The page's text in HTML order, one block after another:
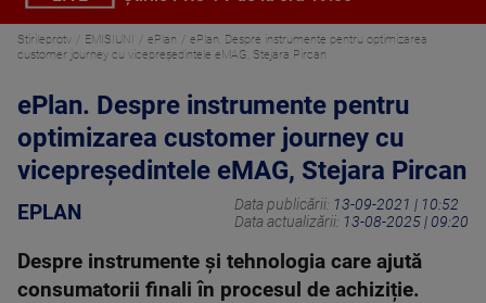
Stirileprotv EMISIUNI ePlan
ePlan. Despre instrumente pentru optimizarea
customer journey cu vicepreședintele eMAG, Stejara Pircan
ePlan. Despre instrumente pentru
optimizarea customer journey cu
vicepreședintele eMAG, Stejara Pircan
EPLAN Data publicării: 13-09-2021 | 10:52
Data actualizării: 13-08-2025 | 09:20
Despre instrumente și tehnologia care ajută
consumatorii finali în procesul de achiziție.